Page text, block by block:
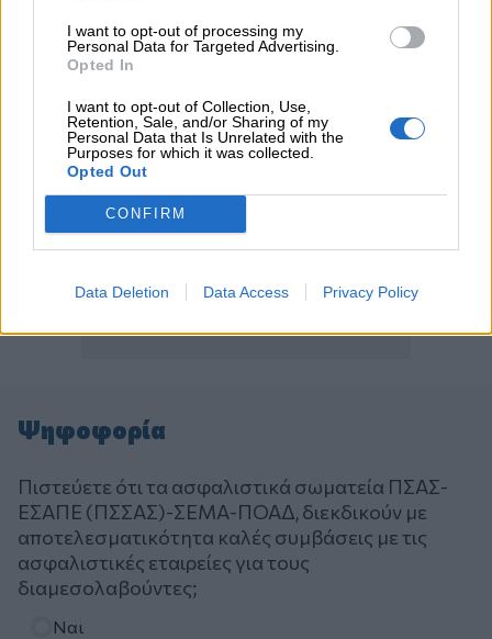
I want to opt-out of processing my
Personal Data for Targeted Advertising.
Opted In
I want to opt-out of Collection, Use,
Retention, Sale, and/or Sharing of my
Personal Data that Is Unrelated with the
Purposes for which it was collected.
Opted Out
CONFIRM
Data Deletion Data Access Privacy Policy
Ψηφοφορία
Πιστεύετε ότι τα ασφαλιστικά σωματεία ΠΣΑΣ-
ΕΣΑΠΕ (ΠΣΣΑΣ)-ΣΕΜΑ-ΠΟΑΔ, διεκδικούν με
αποτελεσματικότητα καλές συμβάσεις με τις
ασφαλιστικές εταιρείες για τους
διαμεσολαβούντες;
Ναι